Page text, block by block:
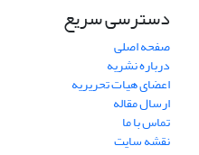
دسترسی سریع
صفحه اصلی
درباره نشریه
اعضای هیات تحریریه
ارسال مقاله
تماس با ما
نقشه سایت